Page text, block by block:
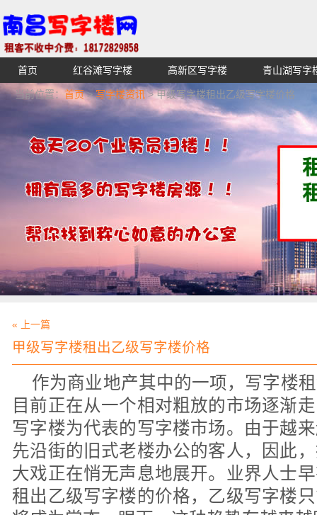
【不收中介费】南昌写字楼出租租赁招租出售,找高端高
湖青云谱写字楼
首页 红谷滩写字楼 高新区写字楼 青山湖写字
当前位置： 首页>写字楼资讯> 甲级写字楼租出乙级写字楼价格
« 上一篇
甲级写字楼租出乙级写字楼价格
作为商业地产其中的一项，写字楼
目前正在从一个相对粗放的市场逐渐
写字楼为代表的写字楼市场。由于越
先沿街的旧式老楼办公的客人，因此
大戏正在悄无声息地展开。业界人士
租出乙级写字楼的价格，乙级写字楼